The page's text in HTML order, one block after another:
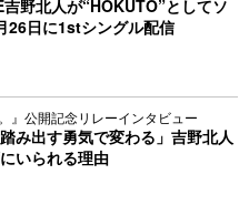
野北人が“HOKUTO”としてソ
26日に1stシングル配信
』公開記念リレーインタビュー
み出す勇気で変わる」吉野北人
いられる理由